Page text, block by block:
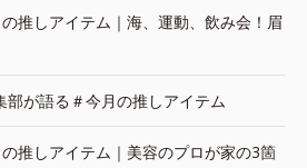
推しアイテム｜海、運動、飲み会！眉
部が語る＃今月の推しアイテム
推しアイテム｜美容のプロが家の3箇